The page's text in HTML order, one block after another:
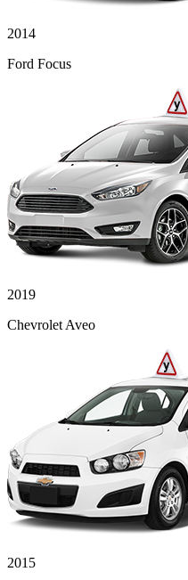
2014
Ford Focus
2019
Chevrolet Aveo
2015